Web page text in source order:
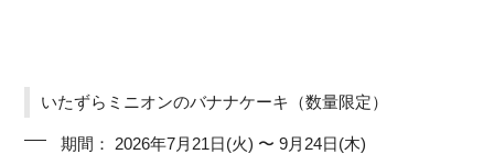
いたずらミニオンのバナナケーキ（数量限定）
期間： 2026年7月21日(火) 〜 9月24日(木)